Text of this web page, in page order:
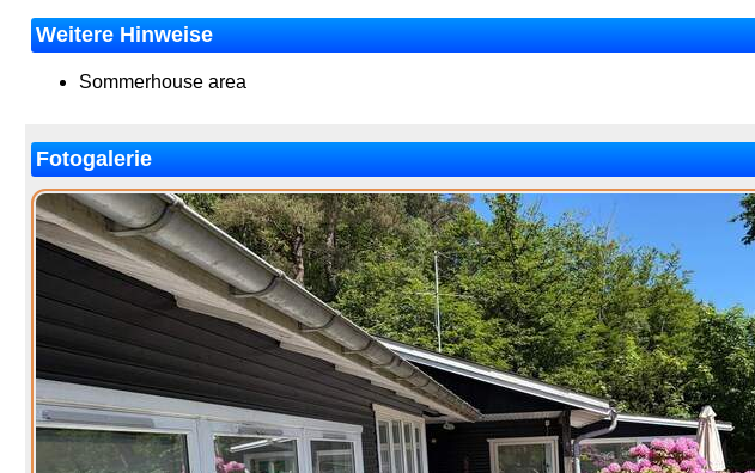
Weitere Hinweise
Sommerhouse area
Fotogalerie